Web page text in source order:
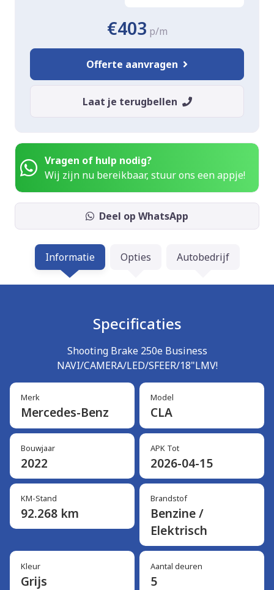
€403 p/m
Offerte aanvragen
Laat je terugbellen
Vragen of hulp nodig?
Wij zijn nu bereikbaar, stuur ons een appje!
Deel op WhatsApp
Informatie Opties Autobedrijf
Specificaties
Shooting Brake 250e Business
NAVI/CAMERA/LED/SFEER/18"LMV!
Merk
Mercedes-Benz
Model
CLA
Bouwjaar
2022
APK Tot
2026-04-15
KM-Stand
92.268 km
Brandstof
Benzine /
Elektrisch
Kleur
Grijs
Aantal deuren
5